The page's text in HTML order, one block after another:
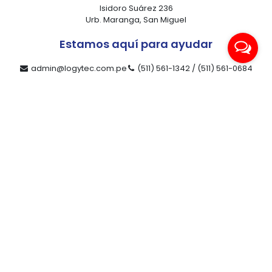
Isidoro Suárez 236
Urb. Maranga, San Miguel
Estamos aquí para ayudar
admin@logytec.com.pe
(511) 561-1342 / (511) 561-0684